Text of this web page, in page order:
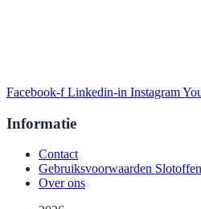
Facebook-f Linkedin-in Instagram
Informatie
Contact
Gebruiksvoorwaarden
Over ons